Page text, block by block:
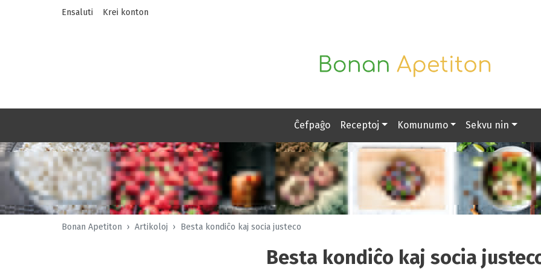
Ensaluti Krei konton
Ĉefpaĝo Receptoj Komunumo Sekvu nin
Bonan Apetiton Artikoloj Besta kondiĉo kaj socia justeco
Besta kondiĉo kaj socia